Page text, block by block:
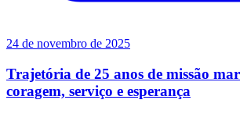
24 de novembro de 2025
Trajetória de 25 anos de missão
coragem, serviço e esperança